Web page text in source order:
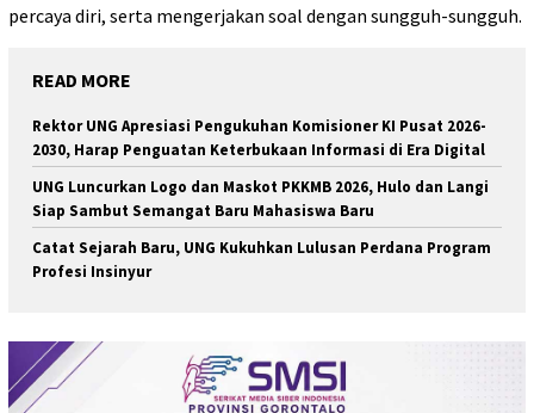
percaya diri, serta mengerjakan soal dengan sungguh-sungguh.
READ MORE
Rektor UNG Apresiasi Pengukuhan Komisioner KI Pusat 2026-
2030, Harap Penguatan Keterbukaan Informasi di Era Digital
UNG Luncurkan Logo dan Maskot PKKMB 2026, Hulo dan Langi
Siap Sambut Semangat Baru Mahasiswa Baru
Catat Sejarah Baru, UNG Kukuhkan Lulusan Perdana Program
Profesi Insinyur